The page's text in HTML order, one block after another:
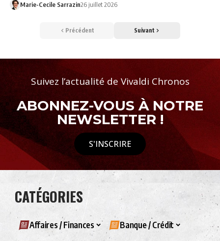
Marie-Cecile Sarrazin26 juillet 2026
Précédent Suivant
Suivez l’actualité de Vivaldi Chronos
ABONNEZ-VOUS À NOTRE
NEWSLETTER !
S'INSCRIRE
CATÉGORIES
Affaires / Finances Banque / Crédit